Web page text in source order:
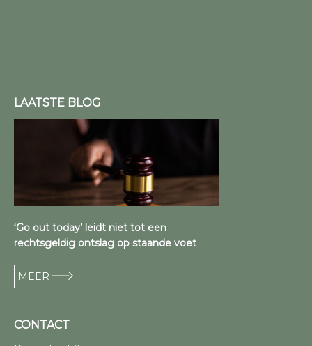
LAATSTE BLOG
‘Go out today’ leidt niet tot een
rechtsgeldig ontslag op staande voet
MEER
CONTACT